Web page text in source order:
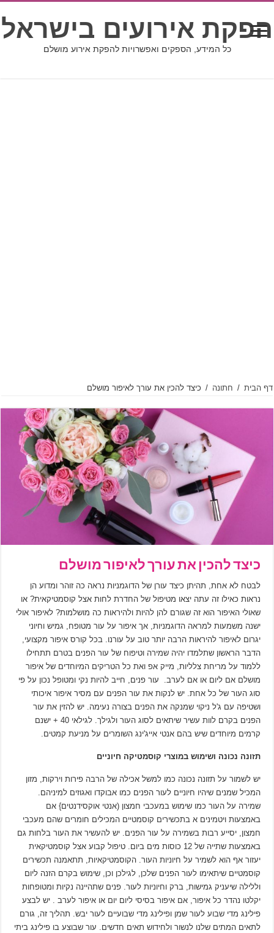
הפקת אירועים בישראל
כל המידע, הספקים ואפשרויות להפקת אירוע מושלם
דף הבית / חתונה / כיצד להכין את עורך לאיפור מושלם
כיצד להכין את עורך לאיפור מושלם
לבטח לא אחת, תהיתן כיצד עורן של הדוגמניות נראה כה זוהר ומדוע הן
נראות כאילו זה עתה יצאו מטיפול של החדרת לחות אצל קוסמטיקאית? או
שאולי האיפור הוא זה שגורם להן להיות ולהיראות כה מושלמות? לאיפור אולי
ישנה משמעות למראה הדוגמניות, אך איפור על עור מטופח, גמיש וחיוני
יגרום לאיפור להיראות הרבה יותר טוב על עורנו. בכל קורס איפור מקצועי,
הדבר הראשון שתלמדו יהיה שמירה וטיפוח של עור הפנים בטרם תתחילו
ללמוד על מריחת צלליות, מייק אפ ואת כל הטריקים המיוחדים של איפור
מושלם אם ליום או אם לערב. עור פנים, חייב להיות נקי ומטופל נכון על פי
סוג העור של כל אחת. יש לנקות את עור הפנים עם מסיר איפור איכותי
ושטיפה עם ג'ל ניקוי שמנקה את הפנים בצורה נעימה. יש להזין את עור
הפנים בקרם לוות עשיר שיתאים לסוג העור ולגילך. לגילאי 40 + ישנם
קרמים מיוחדים שיש בהם אנטי אייג'ינג השומרים על מניעת קמטים.
תזונה נכונה ושימוש במוצרי קוסמטיקה חיוניים
יש לשמור על תזונה נכונה כמו למשל אכילה של הרבה פירות וירקות, מזון
המכיל שמנים שיהיו חיוניים לעור הפנים כמו אבוקדו ואגוזים למיניהם.
שמירה על העור כמו שימוש במעכבי חמצון (אנטי אוקסידנטים} אם
באמצעות ויטמינים א בתכשירים קוסמטיים המכילים חומרים שהם מעכבי
חמצון, יסייע רבות בשמירה על עור הפנים. יש להעשיר את העור בלחות גם
באמצעות שתייה של 12 כוסות מים ביום. טיפול קבוע אצל קוסמטיקאית
יעזור אף הוא לשמיר על חיוניות העור. הקוסמטיקאיות, תתאמנה תכשירים
קוסמטיים שיתאימו לעור הפנים שלכן, לגילכן וכן, שימוש בקרם הזנה ליום
וללילה שיעניק גמישות, ברק וחיוניות לעור. פנים שתהיינה נקיות ומטופחות
יקלטו נהדר כל איפור, אם איפור בסיסי ליום יום או איפור לערב . יש לבצע
פילינג מדי שבוע לעור שמן ופילינג מדי שבועיים לעור יבש. תהליך זה, גורם
לתאים המתים שלנו לנשור ולחידוש תאים חדשים. עור שבוצע בו פילינג ביתי